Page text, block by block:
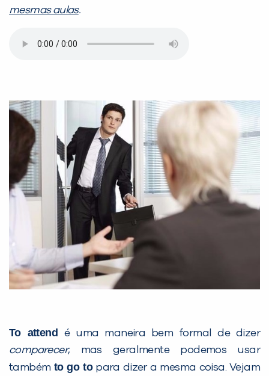
mesmas aulas.
To attend é uma maneira bem formal de dizer
comparecer, mas geralmente podemos usar
também to go topara dizer a mesma coisa. Vejam